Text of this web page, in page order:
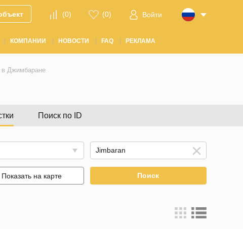
(0) (0) Войти
КОМПАНИИ НОВОСТИ FAQ РЕКЛАМА
в Джимбаране
Поиск по ID
Показать на карте Поиск